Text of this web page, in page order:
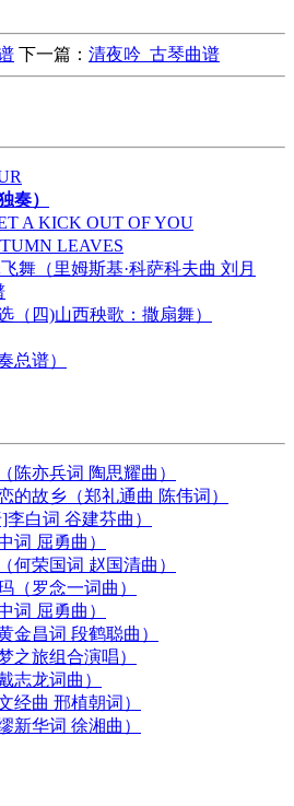
下一篇： 清夜吟_古琴曲谱
奏）
A KICK OUT OF YOU
LEAVES
舞（里姆斯基·科萨科夫曲 刘月
（四)山西秧歌：撒扇舞）
总谱）
陈亦兵词 陶思耀曲）
的故乡（郑礼通曲 陈伟词）
白词 谷建芬曲）
词 屈勇曲）
何荣国词 赵国清曲）
（罗念一词曲）
词 屈勇曲）
金昌词 段鹤聪曲）
之旅组合演唱）
志龙词曲）
经曲 邢植朝词）
新华词 徐湘曲）